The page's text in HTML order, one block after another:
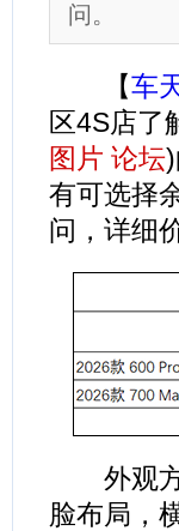
问。
【车
区4S店了
图片 论坛
有可选择
问，详细
外观方
脸布局，